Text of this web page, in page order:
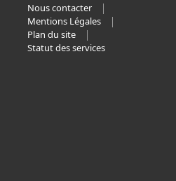
Nous contacter
Mentions Légales
Plan du site
Statut des services